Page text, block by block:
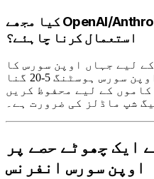
کیا مجھے OpenAI/Anthropic کے بجائے ان کا
استعمال کرنا چاہئے؟
لیے جہاں اوپن سورس کا
معیار کافی ہے، ہاں - اوپن سورس ہوسٹنگ 5-20 گنا
کے لیے محفوظ کریں
شپ ماڈلز کی ضرورت ہے۔
ایک چھوٹے حصے پر
اوپن سورس انفرنس